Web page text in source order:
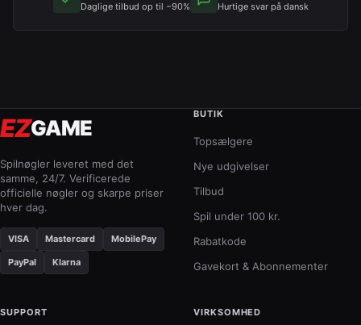
Daglige tilbud op til −90% Hurtige svar på dansk
EZGAME
Spilnøgler leveret med det
samme, 24/7. Verificerede
officielle nøgler og skarpe priser
hver dag.
VISA Mastercard MobilePay
PayPal Klarna
BUTIK
Topsælgere
Nye udgivelser
Tilbud
Spil under 100 kr.
Rabatkode
Gavekort & Abonnementer
SUPPORT VIRKSOMHED